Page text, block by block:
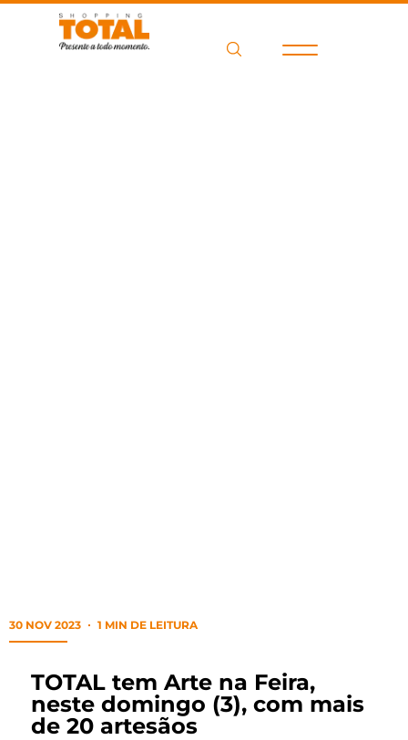
30 NOV 2023 1 MIN DE LEITURA
TOTAL tem Arte na Feira,
neste domingo (3), com mais
de 20 artesãos